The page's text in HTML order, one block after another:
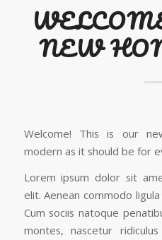
NEW
Welcome! This is our
modern as it should be for
Lorem ipsum dolor sit
elit. Aenean commodo
Cum sociis natoque
montes, nascetur